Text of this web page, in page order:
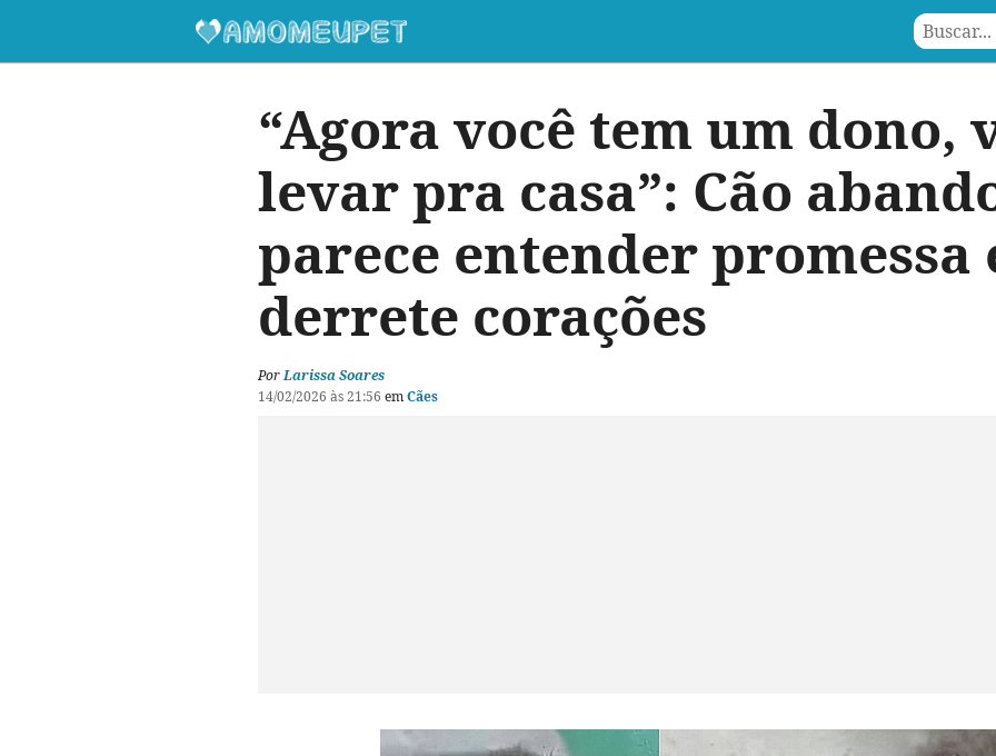
“Agora você tem um dono,
levar pra casa”: Cão
parece entender promessa
derrete corações
PorLarissa Soares
14/02/2026 às 21:56 emCães